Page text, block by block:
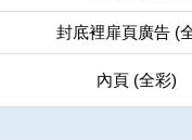
封底裡扉頁廣告 (
內頁 (全彩)